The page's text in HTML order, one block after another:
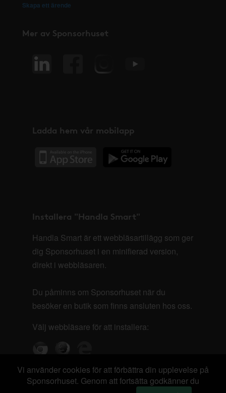
Skapa ett ärende
Mer av Sponsorhuset
Ladda hem vår mobilapp
Installera "Handla Smart"
Handla Smart är ett webbläsartillägg som ger
dig Sponsorhuset i en minifierad version,
direkt i webbläsaren.
Du påminns om Sponsorhuset när du
besöker en butik som finns ansluten hos oss.
Välj webbläsare för att installera:
Vi använder cookies för att förbättra din upplevelse på
Sponsorhuset. Genom att fortsätta godkänner du